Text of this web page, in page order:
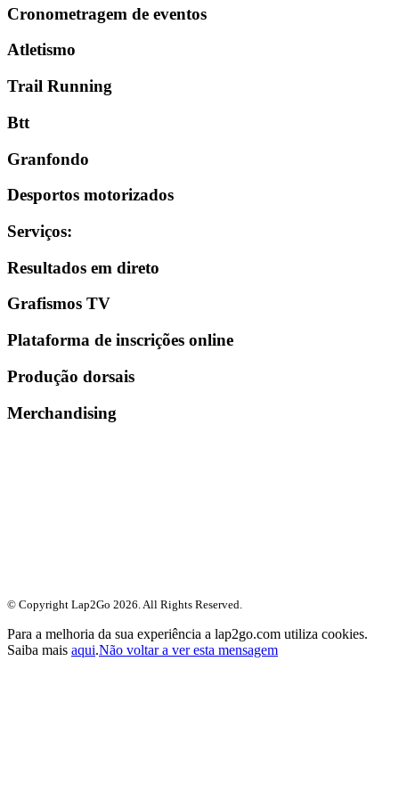
Cronometragem de eventos
Atletismo
Trail Running
Btt
Granfondo
Desportos motorizados
Serviços:
Resultados em direto
Grafismos TV
Plataforma de inscrições online
Produção dorsais
Merchandising
© Copyright Lap2Go 2026. All Rights Reserved.
Para a melhoria da sua experiência a lap2go.com utiliza cookies.
Saiba mais aqui.Não voltar a ver esta mensagem